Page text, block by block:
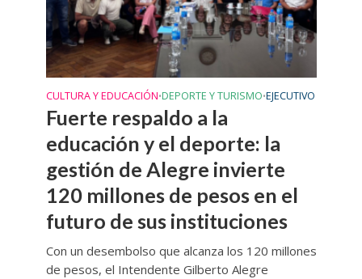
CULTURA Y EDUCACIÓN•DEPORTE Y TURISMO•EJECUTIVO
Fuerte respaldo a la
educación y el deporte: la
gestión de Alegre invierte
120 millones de pesos en el
futuro de sus instituciones
Con un desembolso que alcanza los 120 millones
de pesos, el Intendente Gilberto Alegre